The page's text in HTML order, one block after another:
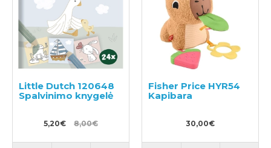
Little Dutch 120648
Spalvinimo knygelė
5,20€ 8,00€
Fisher Price HYR54
Kapibara
30,00€